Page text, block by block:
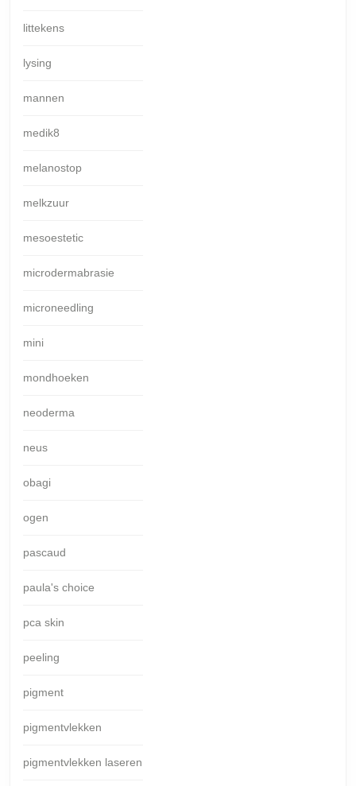
littekens
lysing
mannen
medik8
melanostop
melkzuur
mesoestetic
microdermabrasie
microneedling
mini
mondhoeken
neoderma
neus
obagi
ogen
pascaud
paula's choice
pca skin
peeling
pigment
pigmentvlekken
pigmentvlekken laseren